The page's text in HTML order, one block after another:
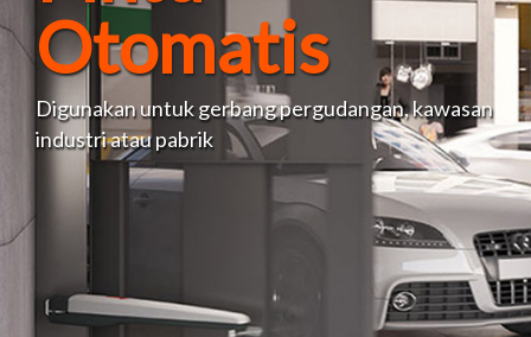
Otomatis
Digunakan untuk gerbang pergudangan, kawasan
industri atau pabrik